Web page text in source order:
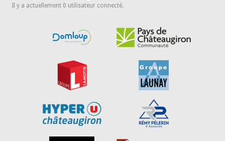
Il y a actuellement 0 utilisateur connecté.